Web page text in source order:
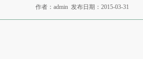
作者：admin 发布日期：2015-03-31